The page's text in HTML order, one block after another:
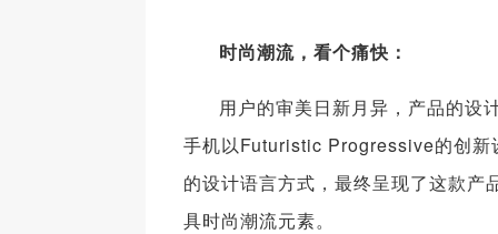
时尚潮流，看个痛快：
用户的审美日新月异，产品的设
手机以Futuristic Progressive的创新
的设计语言方式，最终呈现了这款产
具时尚潮流元素。